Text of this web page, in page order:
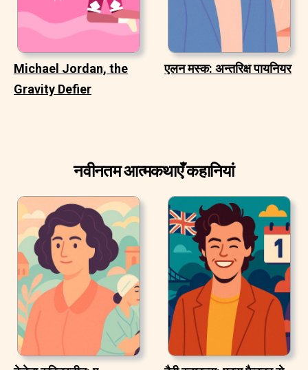
Michael Jordan, the
Gravity Defier
एलन मस्क: अन्तरिक्ष पायनियर
नवीनतम आत्मकथाएँ कहानियां